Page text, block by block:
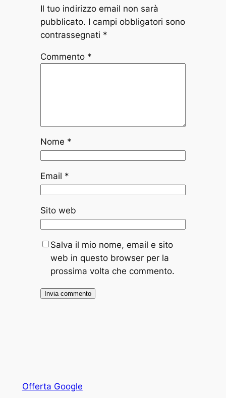
Il tuo indirizzo email non sarà
pubblicato. I campi obbligatori sono
contrassegnati *
Commento *
Nome *
Email *
Sito web
Salva il mio nome, email e sito
web in questo browser per la
prossima volta che commento.
Offerta Google